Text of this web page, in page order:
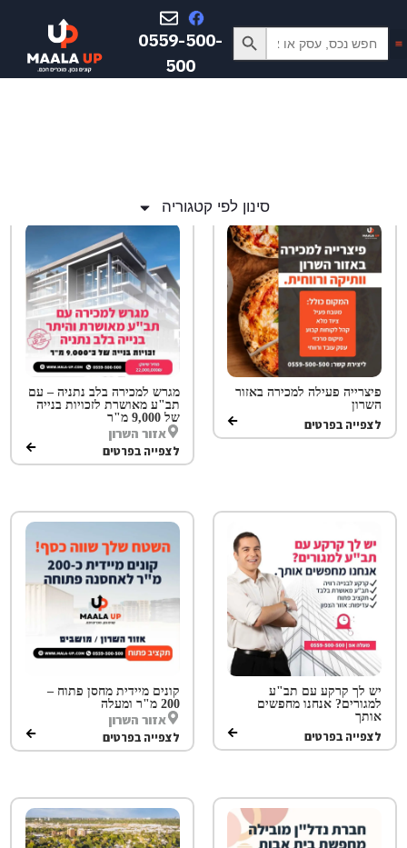
0559-500-
500
Search
for:
Search Button
סינון לפי קטגוריה
פיצרייה פעילה למכירה באזור
השרון
לצפייה בפרטים
מגרש למכירה בלב נתניה – עם
תב"ע מאושרת לזכויות בנייה
של 9,000 מ"ר
אזור השרון
לצפייה בפרטים
יש לך קרקע עם תב"ע
למגורים? אנחנו מחפשים
אותך
לצפייה בפרטים
קונים מיידית מחסן פתוח –
200 מ"ר ומעלה
אזור השרון
לצפייה בפרטים